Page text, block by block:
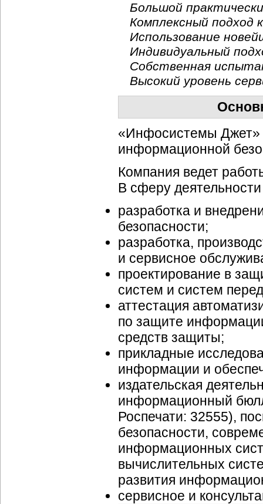
Большой
Комплексный
Использование
Индивидуальный
Собственная
Высокий уровень
«Инфосистемы Джет»
информационной
Компания ведет
В сферу
разработка и
безопасности;
разработка,
и сервисное
проектирование в
систем и систем
аттестация
по защите
средств защиты;
прикладные
информации и
издательская
информационный
Роспечати: 32555),
безопасности,
информационных
вычислительных
развития
сервисное и